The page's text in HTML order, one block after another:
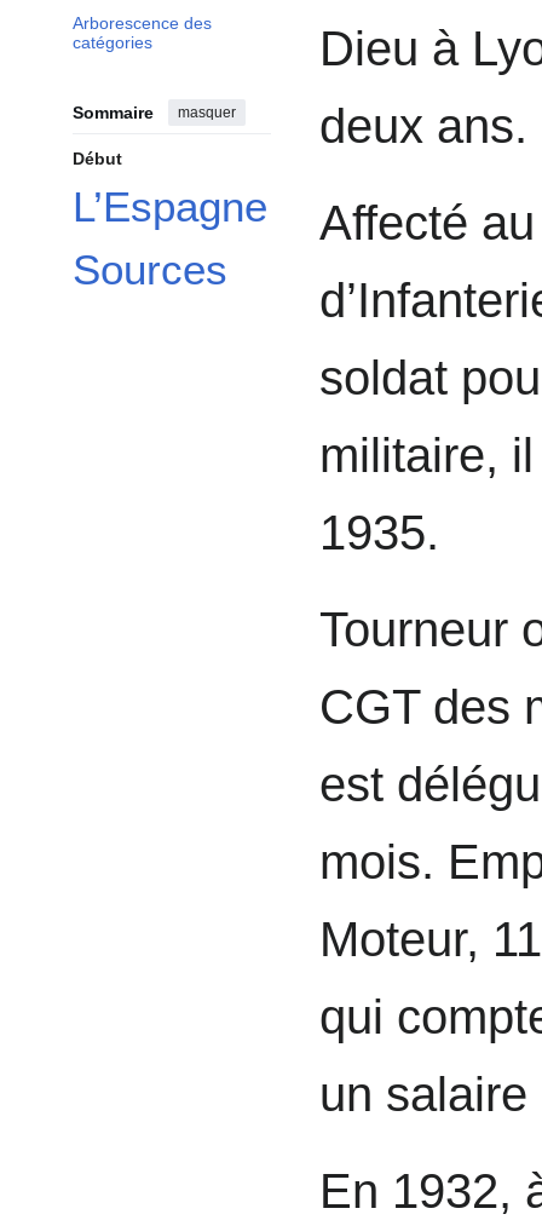
Arborescence des
catégories
Sommaire masquer
Début
L’Espagne
Sources
Dieu à
deux ans.
Affecté
soldat
militaire,
1935.
Tourneur
CGT des
est
mois.
Moteur,
qui
un salaire
En 1932,